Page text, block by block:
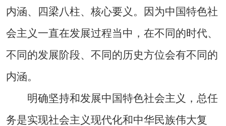
内涵、四梁八柱、核心要义。因为中国特色社
会主义一直在发展过程当中，在不同的时代、
不同的发展阶段、不同的历史方位会有不同的
内涵。
明确坚持和发展中国特色社会主义，总任
务是实现社会主义现代化和中华民族伟大复